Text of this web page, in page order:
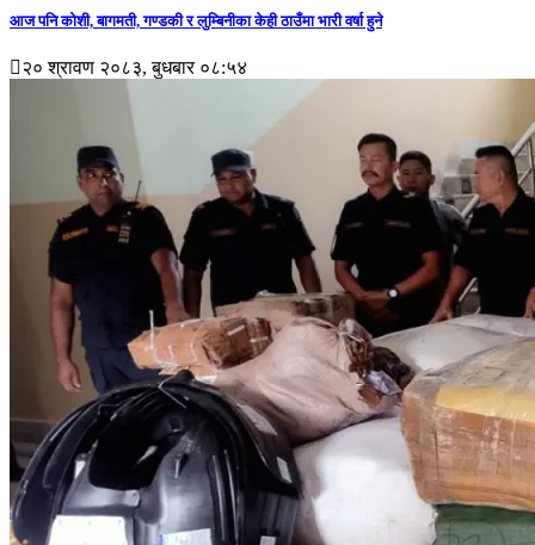
आज पनि कोशी, बागमती, गण्डकी र लुम्बिनीका केही ठाउँमा भारी वर्षा हुने
२० श्रावण २०८३, बुधबार ०८:५४